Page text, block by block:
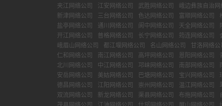
夹江网络公司
江安网络公司 武胜网络公司
峨边彝族自治网
新津网络公司
三台网络公司 色达网络公司 富顺网络公司
盐亭网络公司
通川网络公司 阆中网络公司 天全网络公司
开江网络公司
普格网络公司 长宁网络公司 筠连网络公司
峨眉山网络公司
都江堰网络公司 名山网络公司
甘洛网络公
仁和网络公司
南江网络公司 高坪网络公司 恩阳网络公司
北川网络公司
中江网络公司 邛崃网络公司 南部网络公司
安岳网络公司
美姑网络公司 巴塘网络公司 宝兴网络公司
德昌网络公司
江阳网络公司 崇州网络公司 温江网络公司
双流网络公司
新龙网络公司 渠县网络公司 布拖网络公司